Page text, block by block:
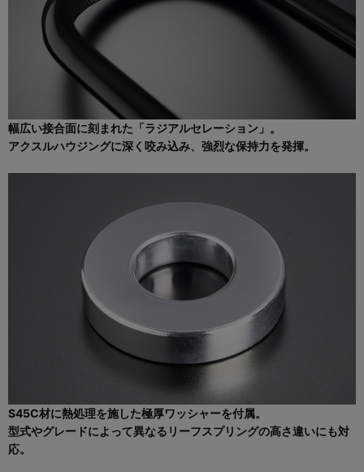
幅広い接合面に刻まれた「ラジアルセレーション」。
アクスルハウジングに深く咬み込み、強烈な保持力を発揮。
S45C材に熱処理を施した極厚ワッシャーを付属。
型式やグレードによって異なるリーフスプリングの高さ違いにも対
応。